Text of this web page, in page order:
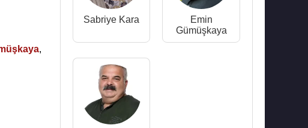
,
Sabriye Kara
Emin
Gümüşkaya